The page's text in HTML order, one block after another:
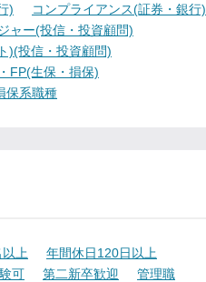
)
コンプライアンス(証券・銀行)
ャー(投信・投資顧問)
)(投信・投資顧問)
FP(生保・損保)
保系職種
上
年間休日120日以上
可 第二新卒歓迎
管理職